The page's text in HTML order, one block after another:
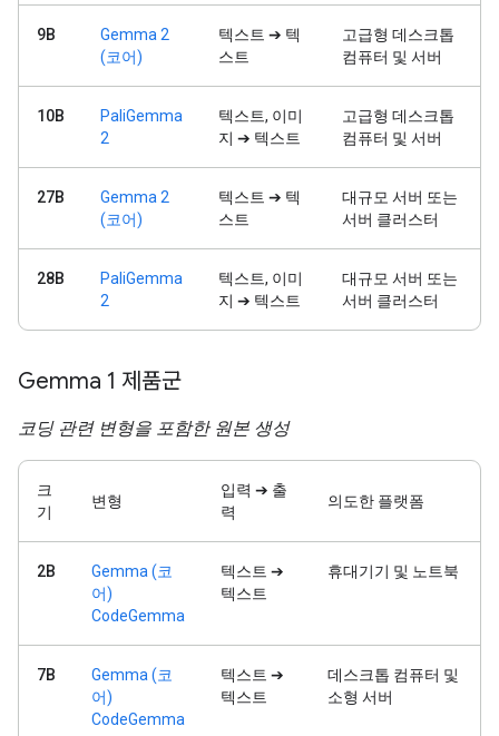
9B
Gemma 2
(코어)
텍스트 ➔ 텍
스트
고급형 데스크톱
컴퓨터 및 서버
10B
PaliGemma
2
텍스트, 이미
지 ➔ 텍스트
고급형 데스크톱
컴퓨터 및 서버
27B
Gemma 2
(코어)
텍스트 ➔ 텍
스트
대규모 서버 또는
서버 클러스터
28B
PaliGemma
2
텍스트, 이미
지 ➔ 텍스트
대규모 서버 또는
서버 클러스터
Gemma 1 제품군
코딩 관련 변형을 포함한 원본 생성
크
기
변형
입력 ➔ 출
력
의도한 플랫폼
2B
Gemma (코
어)
CodeGemma
텍스트 ➔
텍스트
휴대기기 및 노트북
7B
Gemma (코
어)
CodeGemma
텍스트 ➔
텍스트
데스크톱 컴퓨터 및
소형 서버